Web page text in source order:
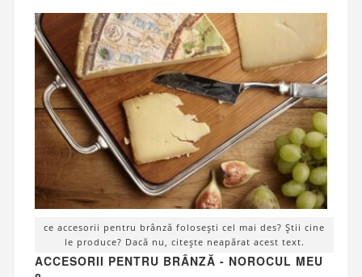
ce accesorii pentru brânză folosești cel mai des? Știi cine
le produce? Dacă nu, citește neapărat acest text.
ACCESORII PENTRU BRÂNZĂ - NOROCUL MEU